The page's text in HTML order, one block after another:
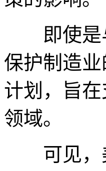
即使是与
保护制造
计划，旨
领域。
可见，美